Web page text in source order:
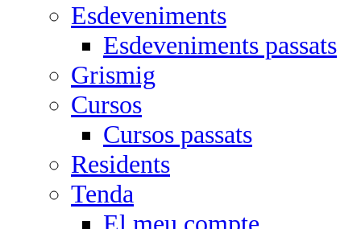
Esdeveniments
Esdeveniments passats
Grismig
Cursos
Cursos passats
Residents
Tenda